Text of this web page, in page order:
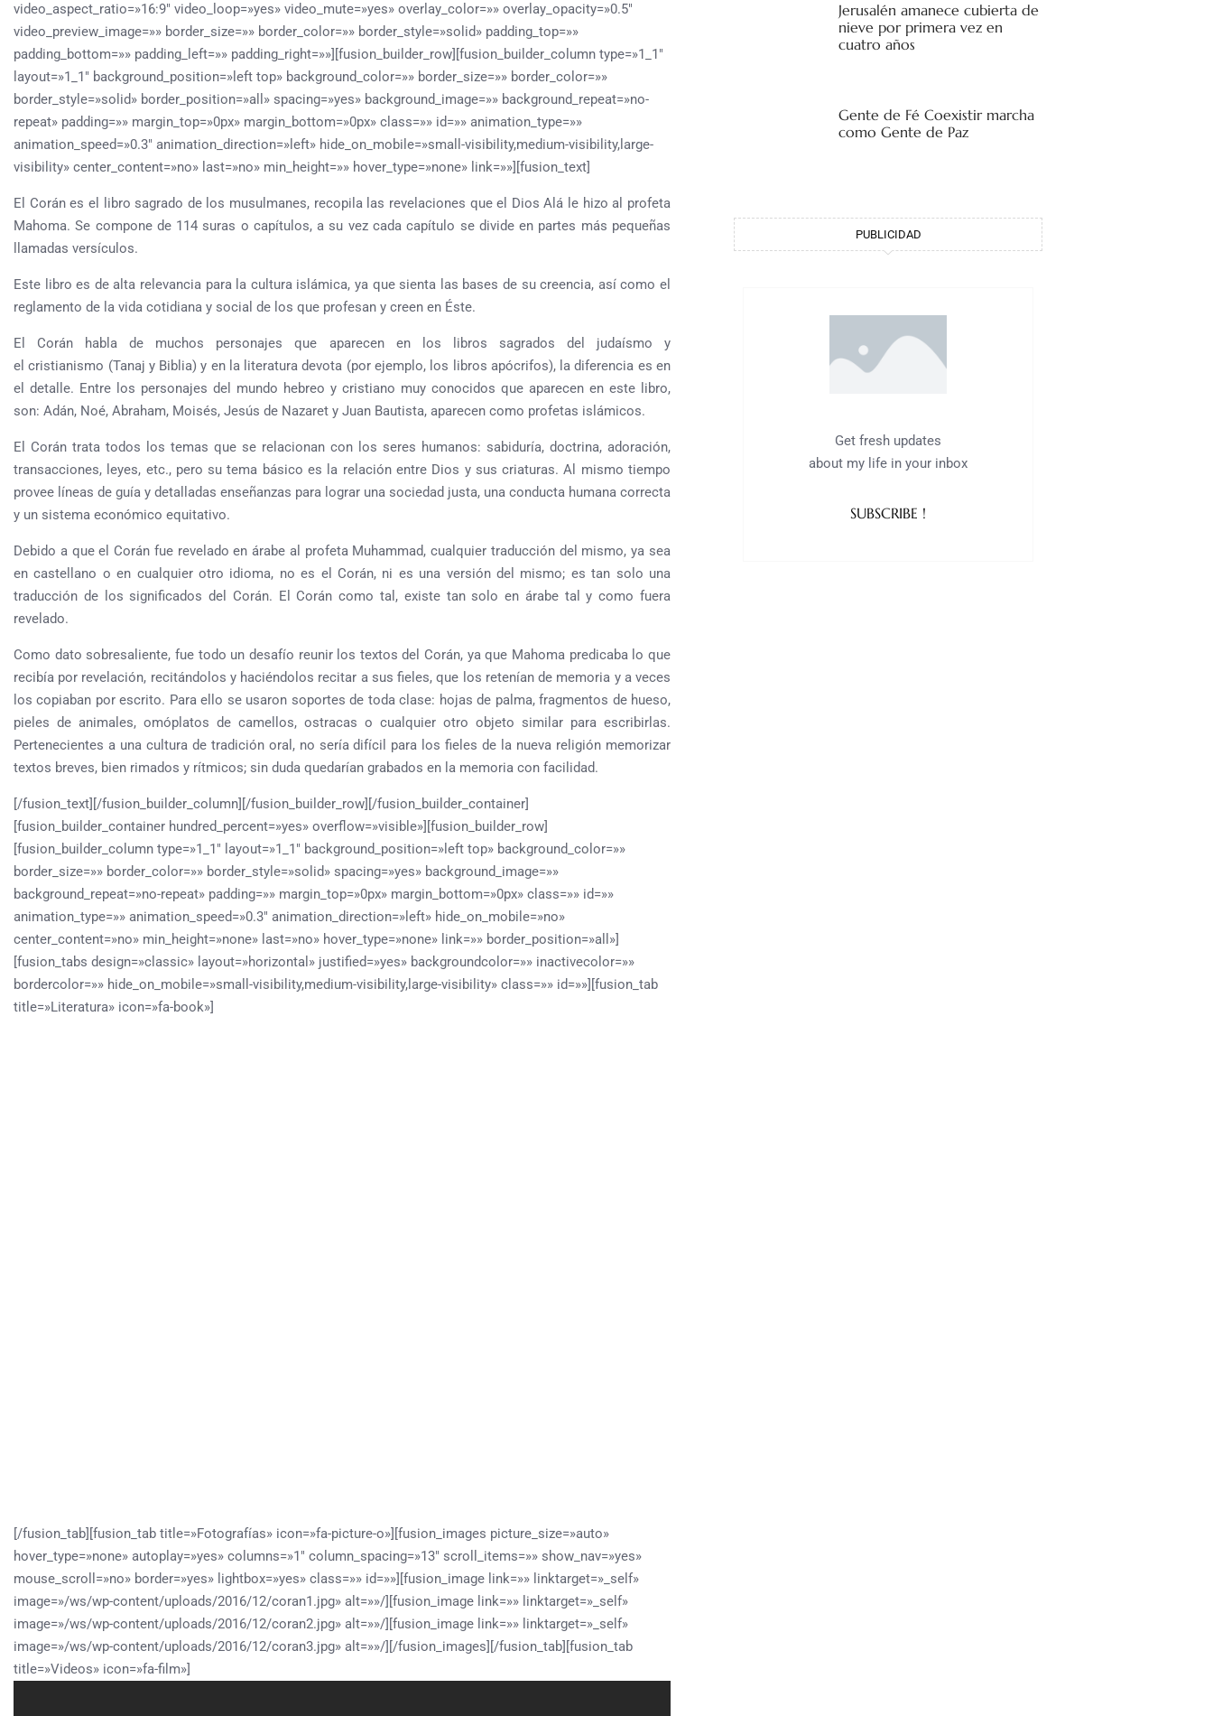
video_aspect_ratio=»16:9″ video_loop=»yes» video_mute=»yes» overlay_color=»» overlay_opacity=»0.5″
video_preview_image=»» border_size=»» border_color=»» border_style=»solid» padding_top=»»
padding_bottom=»» padding_left=»» padding_right=»»][fusion_builder_row][fusion_builder_column type=»1_1″
layout=»1_1″ background_position=»left top» background_color=»» border_size=»» border_color=»»
border_style=»solid» border_position=»all» spacing=»yes» background_image=»» background_repeat=»no-
repeat» padding=»» margin_top=»0px» margin_bottom=»0px» class=»» id=»» animation_type=»»
animation_speed=»0.3″ animation_direction=»left» hide_on_mobile=»small-visibility,medium-visibility,large-
visibility» center_content=»no» last=»no» min_height=»» hover_type=»none» link=»»][fusion_text]
El Corán es el libro sagrado de los musulmanes, recopila las revelaciones que el Dios Alá le hizo al profeta
Mahoma. Se compone de 114 suras o capítulos, a su vez cada capítulo se divide en partes más pequeñas
llamadas versículos.
Este libro es de alta relevancia para la cultura islámica, ya que sienta las bases de su creencia, así como el
reglamento de la vida cotidiana y social de los que profesan y creen en Éste.
El Corán habla de muchos personajes que aparecen en los libros sagrados del judaísmo y
el cristianismo (Tanaj y Biblia) y en la literatura devota (por ejemplo, los libros apócrifos), la diferencia es en
el detalle. Entre los personajes del mundo hebreo y cristiano muy conocidos que aparecen en este libro,
son: Adán, Noé, Abraham, Moisés, Jesús de Nazaret y Juan Bautista, aparecen como profetas islámicos.
El Corán trata todos los temas que se relacionan con los seres humanos: sabiduría, doctrina, adoración,
transacciones, leyes, etc., pero su tema básico es la relación entre Dios y sus criaturas. Al mismo tiempo
provee líneas de guía y detalladas enseñanzas para lograr una sociedad justa, una conducta humana correcta
y un sistema económico equitativo.
Debido a que el Corán fue revelado en árabe al profeta Muhammad, cualquier traducción del mismo, ya sea
en castellano o en cualquier otro idioma, no es el Corán, ni es una versión del mismo; es tan solo una
traducción de los significados del Corán. El Corán como tal, existe tan solo en árabe tal y como fuera
revelado.
Como dato sobresaliente, fue todo un desafío reunir los textos del Corán, ya que Mahoma predicaba lo que
recibía por revelación, recitándolos y haciéndolos recitar a sus fieles, que los retenían de memoria y a veces
los copiaban por escrito. Para ello se usaron soportes de toda clase: hojas de palma, fragmentos de hueso,
pieles de animales, omóplatos de camellos, ostracas o cualquier otro objeto similar para escribirlas.
Pertenecientes a una cultura de tradición oral, no sería difícil para los fieles de la nueva religión memorizar
textos breves, bien rimados y rítmicos; sin duda quedarían grabados en la memoria con facilidad.
[/fusion_text][/fusion_builder_column][/fusion_builder_row][/fusion_builder_container]
[fusion_builder_container hundred_percent=»yes» overflow=»visible»][fusion_builder_row]
[fusion_builder_column type=»1_1″ layout=»1_1″ background_position=»left top» background_color=»»
border_size=»» border_color=»» border_style=»solid» spacing=»yes» background_image=»»
background_repeat=»no-repeat» padding=»» margin_top=»0px» margin_bottom=»0px» class=»» id=»»
animation_type=»» animation_speed=»0.3″ animation_direction=»left» hide_on_mobile=»no»
center_content=»no» min_height=»none» last=»no» hover_type=»none» link=»» border_position=»all»]
[fusion_tabs design=»classic» layout=»horizontal» justified=»yes» backgroundcolor=»» inactivecolor=»»
bordercolor=»» hide_on_mobile=»small-visibility,medium-visibility,large-visibility» class=»» id=»»][fusion_tab
title=»Literatura» icon=»fa-book»]
[/fusion_tab][fusion_tab title=»Fotografías» icon=»fa-picture-o»][fusion_images picture_size=»auto»
hover_type=»none» autoplay=»yes» columns=»1″ column_spacing=»13″ scroll_items=»» show_nav=»yes»
mouse_scroll=»no» border=»yes» lightbox=»yes» class=»» id=»»][fusion_image link=»» linktarget=»_self»
image=»/ws/wp-content/uploads/2016/12/coran1.jpg» alt=»»/][fusion_image link=»» linktarget=»_self»
image=»/ws/wp-content/uploads/2016/12/coran2.jpg» alt=»»/][fusion_image link=»» linktarget=»_self»
image=»/ws/wp-content/uploads/2016/12/coran3.jpg» alt=»»/][/fusion_images][/fusion_tab][fusion_tab
title=»Videos» icon=»fa-film»]
Jerusalén amanece cubierta de
nieve por primera vez en
cuatro años
Gente de Fé Coexistir marcha
como Gente de Paz
PUBLICIDAD
Get fresh updates
about my life in your inbox
SUBSCRIBE !